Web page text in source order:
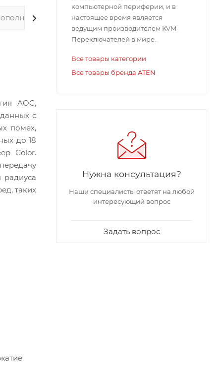
AOC,
с
помех,
до 18
Color.
радиуса
таких
компьютерной периферии, и в
настоящее время является
ведущим производителем KVM-
Переключателей в мире.
Все товары категории
Все товары бренда ATEN
Нужна консультация?
Наши специалисты ответят на любой
интересующий вопрос
Задать вопрос